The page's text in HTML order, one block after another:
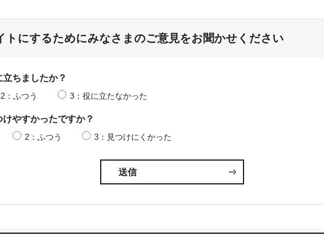
トにするためにみなさまのご意見をお聞かせください
ちましたか？
2：ふつう 3：役に立たなかった
やすかったですか？
2：ふつう 3：見つけにくかった